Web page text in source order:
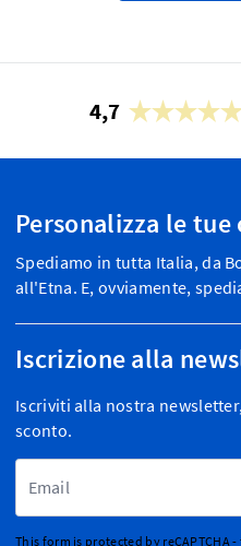
4,7
Personalizza le tue
Spediamo in tutta Italia, da
all'Etna. E, ovviamente,
Iscrizione alla
Iscriviti alla nostra
sconto.
This form is protected by reCAPTCHA